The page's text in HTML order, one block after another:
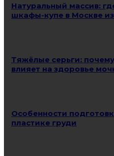
Натуральный массив:
шкафы-купе в Москве
Тяжёлые серьги:
влияет на здоровье
Особенности
пластике груди